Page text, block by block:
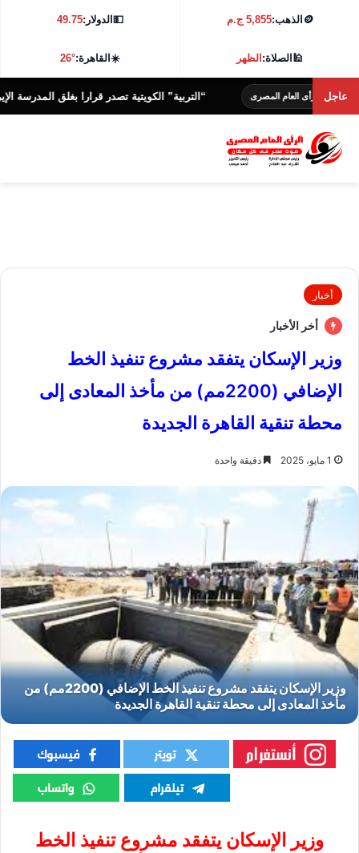
🪙 الذهب:5,855 ج.م 💵الدولار:49.75
🕌الصلاة:الظهر ☀️القاهرة:26°
عاجل
العام المصرى “التربية” الكويتية تصدر قرارا بغلق المدرسة الإيرانية
أخبار
أخر الأخبار
وزير الإسكان يتفقد مشروع تنفيذ الخط
الإضافي (2200مم) من مأخذ المعادى إلى
محطة تنقية القاهرة الجديدة
1 مايو، 2025 دقيقة واحدة
وزير الإسكان يتفقد مشروع تنفيذ الخط